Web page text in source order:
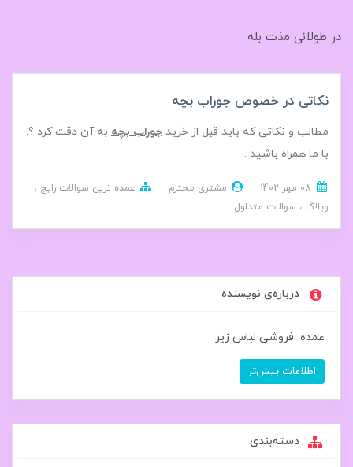
در طولانی مذت بله
نکاتی در خصوص جوراب بچه
مطالب و نکاتی که باید قبل از خرید جوراب بچه به آن دقت کرد ؟.
با ما همراه باشید .
مشتری محترم
عمده ترین سوالات رایج
وبلاگ
سوالات متداول
درباره‌ی نویسنده
عمده فروشی لباس زیر
اطلاعات بیش‌تر
دسته‌بندی